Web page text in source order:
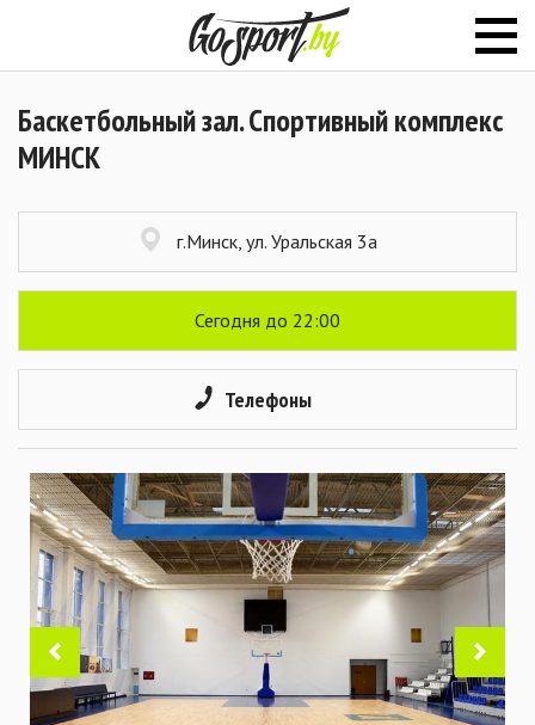
Баскетбольный зал. Спортивный комплекс
МИНСК
г.Минск, ул. Уральская 3а
Сегодня до 22:00
Телефоны